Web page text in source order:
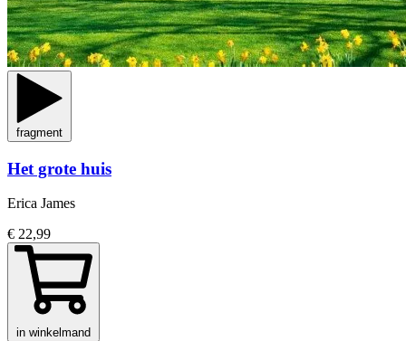
fragment
Het grote huis
Erica James
€ 22,99
in winkelmand